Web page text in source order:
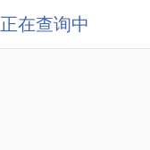
正在查询中